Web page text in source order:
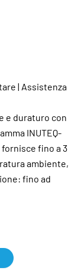
| Assistenza
e duraturo con
INUTEQ-
fino a 3
ambiente,
fino ad